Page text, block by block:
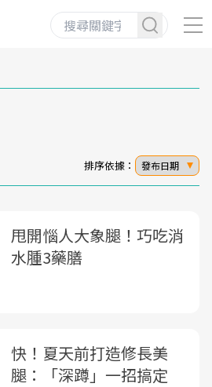
排序依據： 發布日期
甩開惱人大象腿！巧吃消
水腫3藥膳
快！夏天前打造修長美
腿：「深蹲」一招搞定